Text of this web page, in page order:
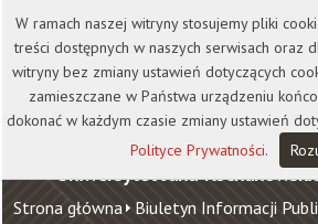
Kontakt Biblioteka
Wirtualna Uczelnia
Uniwersytet Jana
Strona główna Biuletyn Informacji
W ramach naszej witryny stosujemy pliki
treści dostępnych w naszych serwisach oraz
witryny bez zmiany ustawień dotyczących
zamieszczane w Państwa urządzeniu
dokonać w każdym czasie zmiany ustawień
Polityce Prywatności.